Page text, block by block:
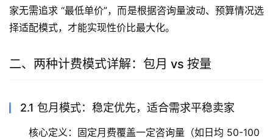
家无需追求 “最低单价”，而是根据咨询量波动、预算情况选
择适配模式，才能实现性价比最大化。
二、两种计费模式详解：包月 vs 按量
2.1 包月模式：稳定优先，适合需求平稳卖家
核心定义：固定月费覆盖一定咨询量（如日均 50-100